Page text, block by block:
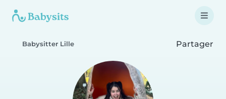
Babysitter Lille Partager